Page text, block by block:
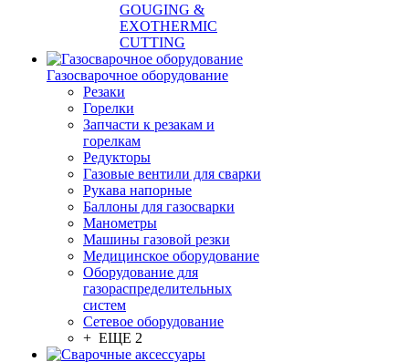
GOUGING &
EXOTHERMIC
CUTTING
Газосварочное оборудование
Резаки
Горелки
Запчасти к резакам и
горелкам
Редукторы
Газовые вентили для сварки
Рукава напорные
Баллоны для газосварки
Манометры
Машины газовой резки
Медицинское оборудование
Оборудование для
газораспределительных
систем
Сетевое оборудование
+ ЕЩЕ 2